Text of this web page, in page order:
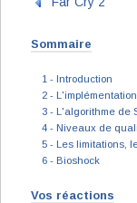
Sommaire
1 - Introduction
2 -
3 - L'algorithme de
4 - Niveaux de
5 - Les limitations,
6 - Bioshock
Vos réactions